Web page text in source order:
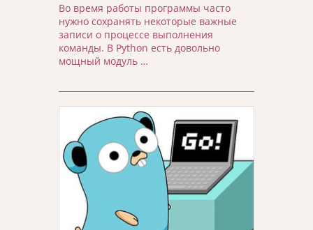
Во время работы программы часто
нужно сохранять некоторые важные
записи о процессе выполнения
команды. В Python есть довольно
мощный модуль …